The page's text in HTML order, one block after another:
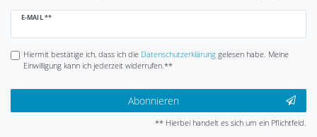
E-MAIL **
Newsletter
Hiermit bestätige ich, dass ich die Daten­schutz­erklärunggelesen habe. Meine
Einwilligung kann ich jederzeit widerrufen.**
Abonnieren
** Hierbei handelt es sich um ein Pflichtfeld.